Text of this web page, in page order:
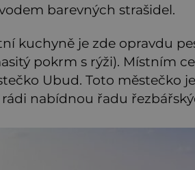
barevných strašidel.
kuchyně je zde opravdu
pokrm s rýži). Místním
Ubud. Toto městečko
nabídnou řadu